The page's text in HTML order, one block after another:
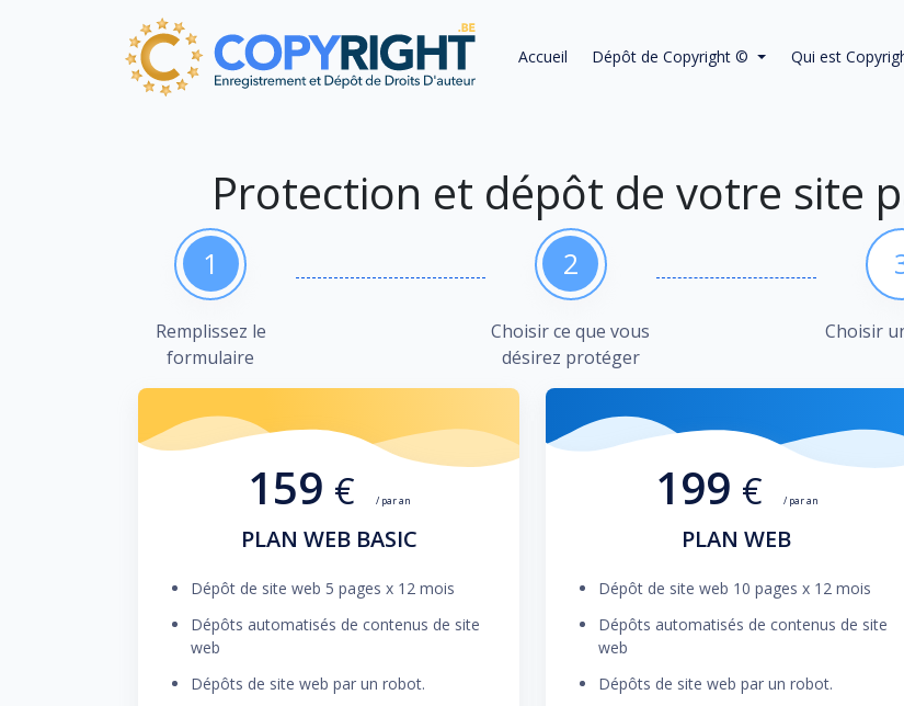
Accueil Dépôt de Copyright © Qui est
Protection et dépôt de votre site
1
Remplissez le
formulaire
2
Choisir ce que vous
désirez protéger
Choisir
159 € / par an
PLAN WEB BASIC
Dépôt de site web 5 pages x 12 mois
Dépôts automatisés de contenus de site
web
Dépôts de site web par un robot.
199 € / par an
PLAN WEB
Dépôt de site web 10 pages x 12 mois
Dépôts automatisés de contenus de site
web
Dépôts de site web par un robot.